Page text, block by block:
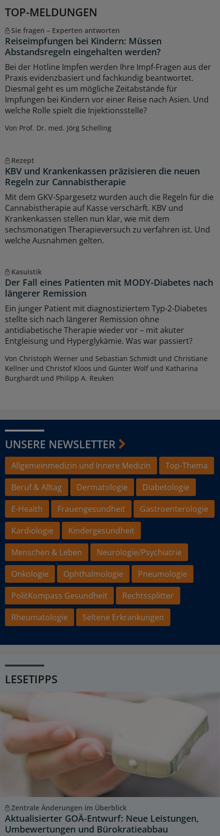
TOP-MELDUNGEN
Sie fragen – Experten antworten
Reiseimpfungen bei Kindern: Müssen
Abstandsregeln eingehalten werden?
Bei der Hotline Impfen werden Ihre Impf-Fragen aus der
Praxis evidenzbasiert und fachkundig beantwortet.
Diesmal geht es um mögliche Zeitabstände für
Impfungen bei Kindern vor einer Reise nach Asien. Und
welche Rolle spielt die Injektionsstelle?
Von Prof. Dr. med. Jörg Schelling
Rezept
KBV und Krankenkassen präzisieren die neuen
Regeln zur Cannabistherapie
Mit dem GKV-Spargesetz wurden auch die Regeln für die
Cannabistherapie auf Kasse verschärft. KBV und
Krankenkassen stellen nun klar, wie mit dem
sechsmonatigen Therapieversuch zu verfahren ist. Und
welche Ausnahmen gelten.
Kasuistik
Der Fall eines Patienten mit MODY-Diabetes nach
längerer Remission
Ein junger Patient mit diagnostiziertem Typ-2-Diabetes
stellte sich nach längerer Remission ohne
antidiabetische Therapie wieder vor – mit akuter
Entgleisung und Hyperglykämie. Was war passiert?
Von Christoph Werner und Sebastian Schmidt und Christiane
Kellner und Christof Kloos und Gunter Wolf und Katharina
Burghardt und Philipp A. Reuken
UNSERE NEWSLETTER
Allgemeinmedizin und Innere Medizin
Top-Thema
Beruf & Alltag
Dermatologie
Diabetologie
E-Health
Frauengesundheit
Gastroenterologie
Kardiologie
Kindergesundheit
Menschen & Leben
Neurologie/Psychiatrie
Onkologie
Ophthalmologie
Pneumologie
PolitKompass Gesundheit
Rechtssplitter
Rheumatologie
Seltene Erkrankungen
LESETIPPS
Zentrale Änderungen im Überblick
Aktualisierter GOÄ-Entwurf: Neue Leistungen,
Umbewertungen und Bürokratieabbau